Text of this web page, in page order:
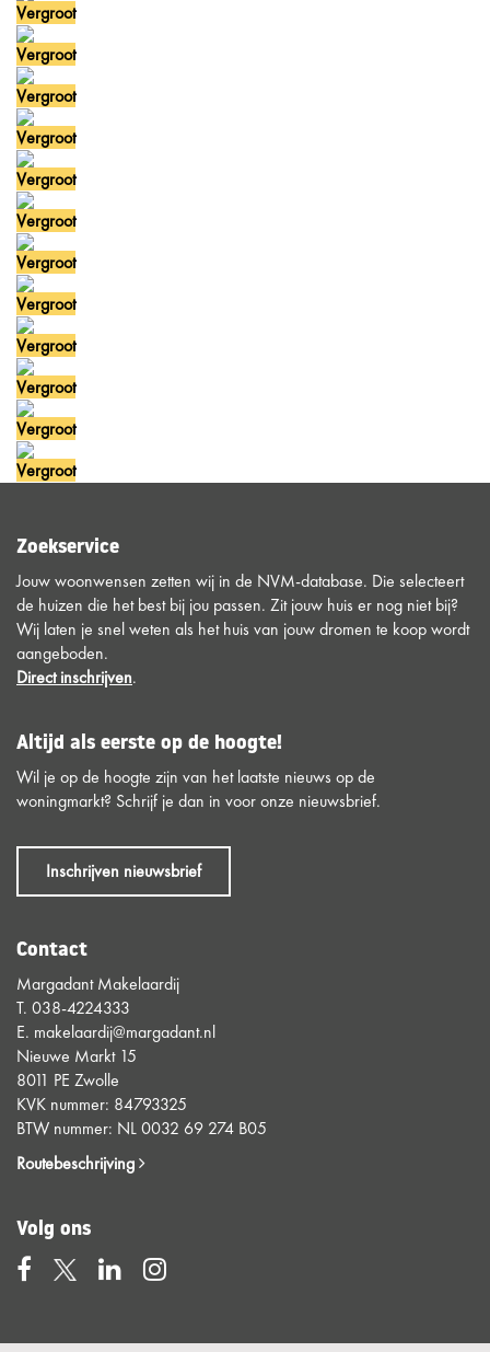
Vergroot
Vergroot
Vergroot
Vergroot
Vergroot
Vergroot
Vergroot
Vergroot
Vergroot
Vergroot
Vergroot
Vergroot
Zoekservice
Jouw woonwensen zetten wij in de NVM-database. Die selecteert
de huizen die het best bij jou passen. Zit jouw huis er nog niet bij?
Wij laten je snel weten als het huis van jouw dromen te koop wordt
aangeboden.
Direct inschrijven.
Altijd als eerste op de hoogte!
Wil je op de hoogte zijn van het laatste nieuws op de
woningmarkt? Schrijf je dan in voor onze nieuwsbrief.
Inschrijven nieuwsbrief
Contact
Margadant Makelaardij
T. 038-4224333
E. makelaardij@margadant.nl
Nieuwe Markt 15
8011 PE Zwolle
KVK nummer: 84793325
BTW nummer: NL 0032 69 274 B05
Routebeschrijving
Volg ons